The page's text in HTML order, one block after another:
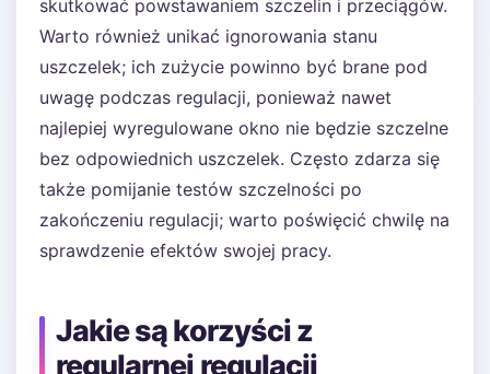
skutkować powstawaniem szczelin i przeciągów.
Warto również unikać ignorowania stanu
uszczelek; ich zużycie powinno być brane pod
uwagę podczas regulacji, ponieważ nawet
najlepiej wyregulowane okno nie będzie szczelne
bez odpowiednich uszczelek. Często zdarza się
także pomijanie testów szczelności po
zakończeniu regulacji; warto poświęcić chwilę na
sprawdzenie efektów swojej pracy.
Jakie są korzyści z
regularnej regulacji